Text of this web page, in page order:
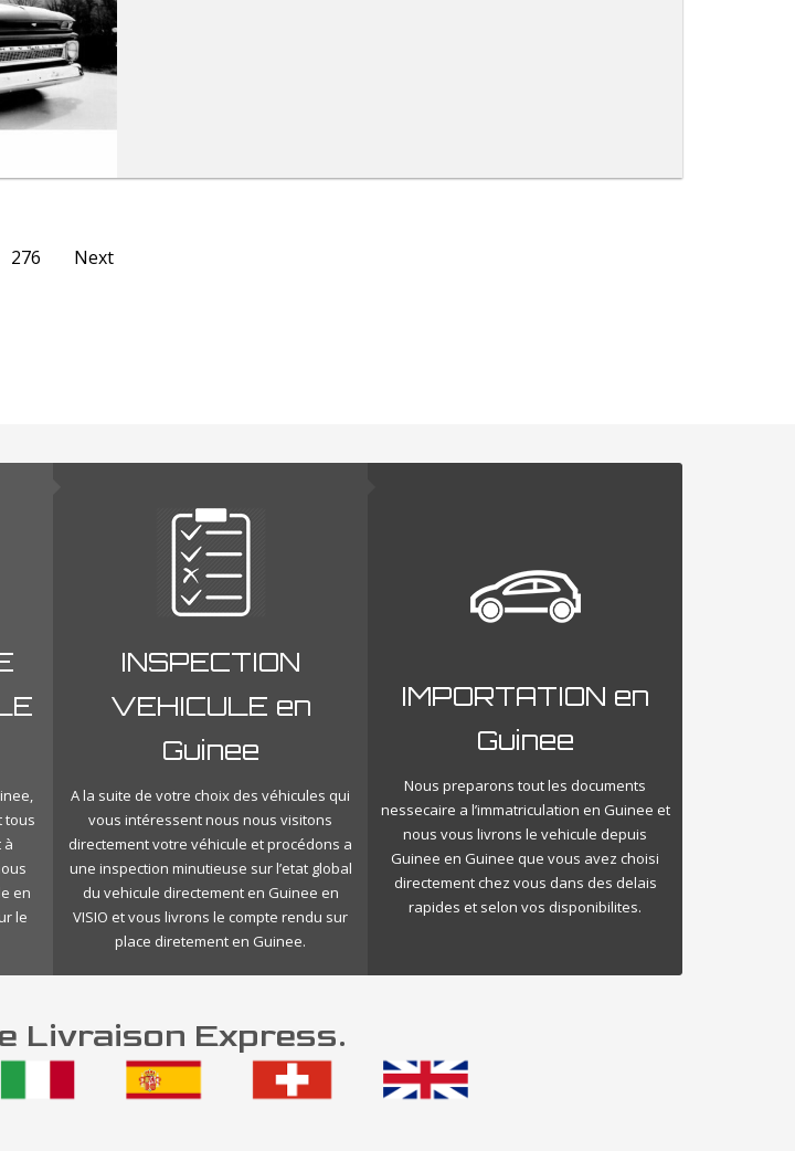
276 Next
tous
à
en
le
INSPECTION
VEHICULE en
Guinee
A la suite de votre choix des véhicules qui
vous intéressent nous nous visitons
directement votre véhicule et procédons a
une inspection minutieuse sur l’etat global
du vehicule directement en Guinee en
VISIO et vous livrons le compte rendu sur
place diretement en Guinee.
IMPORTATION en
Guinee
Nous preparons tout les documents
nessecaire a l’immatriculation en Guinee et
nous vous livrons le vehicule depuis
Guinee en Guinee que vous avez choisi
directement chez vous dans des delais
rapides et selon vos disponibilites.
Livraison Express.